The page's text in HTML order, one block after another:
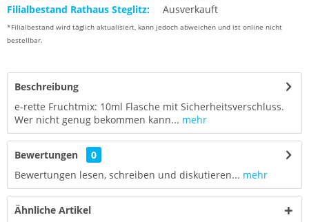
Filialbestand Rathaus Steglitz:
Ausverkauft
*Filialbestand wird täglich aktualisiert, kann jedoch abweichen und ist online nicht
bestellbar.
Beschreibung
e-rette Fruchtmix: 10ml Flasche mit Sicherheitsverschluss.
Wer nicht genug bekommen kann... mehr
Bewertungen
0
Bewertungen lesen, schreiben und diskutieren... mehr
Ähnliche Artikel